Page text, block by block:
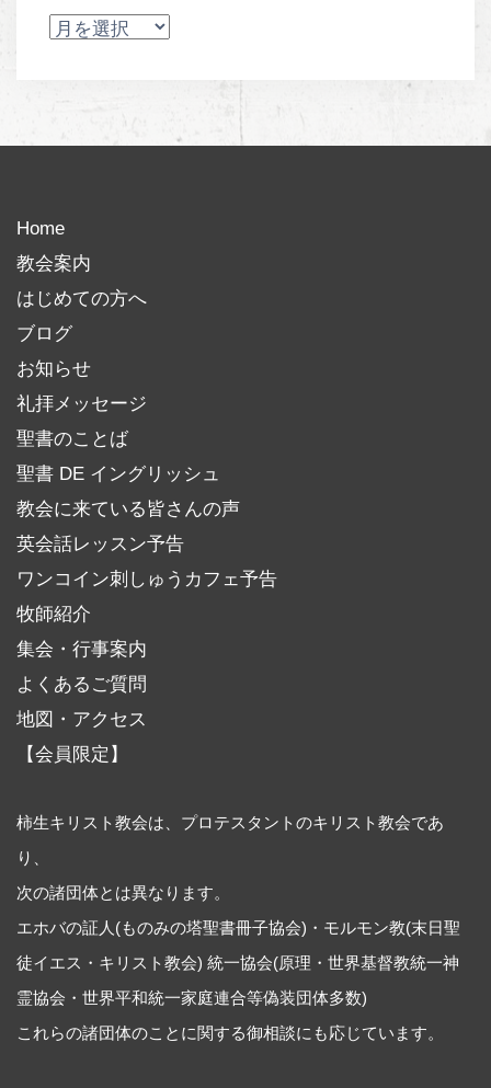
過
Home
教会案内
はじめての方へ
ブログ
お知らせ
礼拝メッセージ
聖書のことば
聖書 DE イングリッシュ
教会に来ている皆さんの声
英会話レッスン予告
ワンコイン刺しゅうカフェ予告
牧師紹介
集会・行事案内
よくあるご質問
地図・アクセス
【会員限定】
柿生キリスト教会は、プロテスタントのキリスト教会であ
り、
次の諸団体とは異なります。
エホバの証人(ものみの塔聖書冊子協会)・モルモン教(末日聖
徒イエス・キリスト教会) 統一協会(原理・世界基督教統一神
霊協会・世界平和統一家庭連合等偽装団体多数)
これらの諸団体のことに関する御相談にも応じています。